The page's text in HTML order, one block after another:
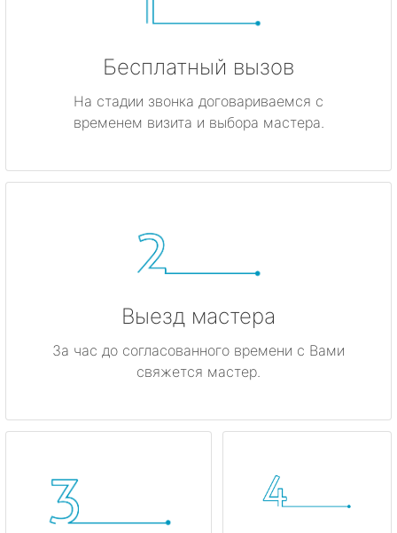
Бесплатный вызов
На стадии звонка договариваемся с
временем визита и выбора мастера.
Выезд мастера
За час до согласованного времени с Вами
свяжется мастер.